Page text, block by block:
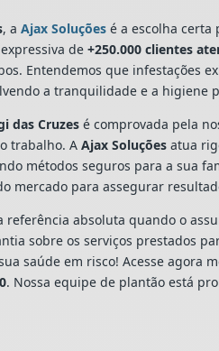
, aAjax Soluções é a escolha certa
de +250.000 clientes
Entendemos que infestações
a tranquilidade e a higiene
das Cruzes é comprovada pela
trabalho. AAjax Soluções atua
métodos seguros para a sua
mercado para assegurar
referência absoluta quando o
sobre os serviços prestados
saúde em risco! Acesse agora
. Nossa equipe de plantão está